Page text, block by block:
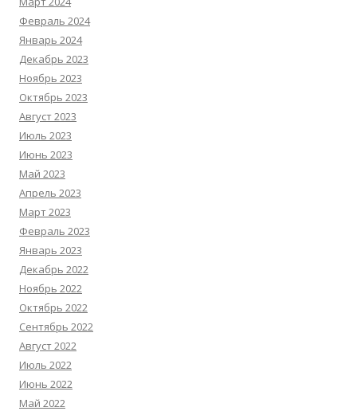
Февраль 2024
Январь 2024
Декабрь 2023
Ноябрь 2023
Октябрь 2023
Август 2023
Июль 2023
Июнь 2023
Май 2023
Апрель 2023
Март 2023
Февраль 2023
Январь 2023
Декабрь 2022
Ноябрь 2022
Октябрь 2022
Сентябрь 2022
Август 2022
Июль 2022
Июнь 2022
Май 2022